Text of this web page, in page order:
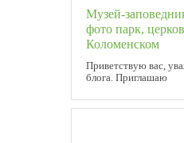
Музей-
фото парк,
Коломенском
Приветствую вас,
блога. Приглашаю